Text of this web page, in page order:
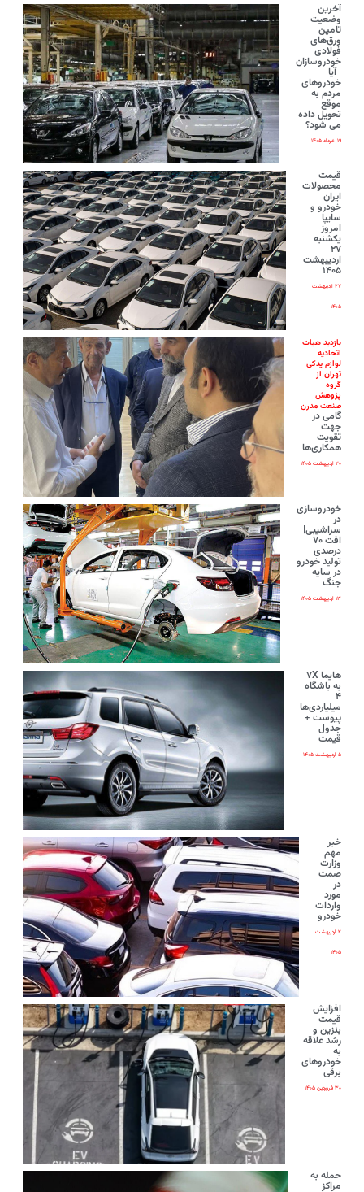
آخرین
وضعیت
تامین
ورق‌های
فولادی
خودروسازان
| آیا
خودروهای
مردم به
موقع
تحویل داده
می شود؟
۱۹ خرداد ۱۴۰۵
قیمت
محصولات
ایران‌
خودرو و
سایپا
امروز
یکشنبه
۲۷
اردیبهشت
۱۴۰۵
۲۷ اردیبهشت
۱۴۰۵
بازدید هیات
اتحادیه
لوازم یدکی
تهران از
گروه
پژوهش
صنعت مدرن
گامی در
جهت
تقویت
همکاری‌ها
۲۰ اردیبهشت ۱۴۰۵
خودروسازی
در
سراشیبی|
افت ۷۰
درصدی
تولید خودرو
در سایه
جنگ
۱۳ اردیبهشت ۱۴۰۵
هایما ۷X
به باشگاه
۴
میلیاردی‌ها
پیوست +
جدول
قیمت
۵ اردیبهشت ۱۴۰۵
خبر
مهم
وزارت
صمت
در
مورد
واردات
خودرو
۲ اردیبهشت
۱۴۰۵
افزایش
قیمت
بنزین و
رشد علاقه
به
خودروهای
برقی
۳۰ فروردین ۱۴۰۵
حمله به
مراکز